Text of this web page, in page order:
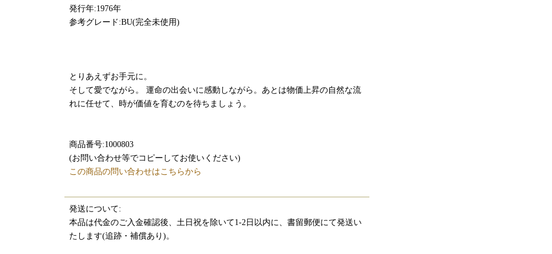
発行年:1976年
参考グレード:BU(完全未使用)
とりあえずお手元に。
そして愛でながら。 運命の出会いに感動しながら。あとは物価上昇の自然な流
れに任せて、時が価値を育むのを待ちましょう。
商品番号:1000803
(お問い合わせ等でコピーしてお使いください)
この商品の問い合わせはこちらから
発送について:
本品は代金のご入金確認後、土日祝を除いて1-2日以内に、書留郵便にて発送い
たします(追跡・補償あり)。